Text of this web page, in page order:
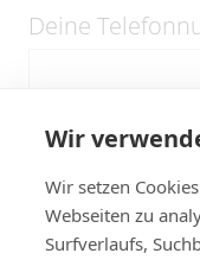
Wir
Wir setzen
Webseiten zu
Surfverlaufs,
Deine
Deine E-Mail-
Wer ist dein